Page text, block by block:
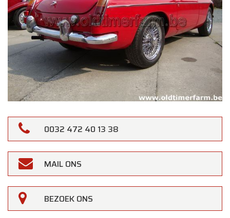
0032 472 40 13 38
MAIL ONS
BEZOEK ONS